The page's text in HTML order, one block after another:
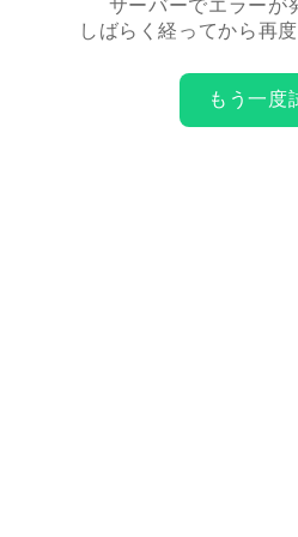
サーバーでエラーが
しばらく経ってから再
もう一度